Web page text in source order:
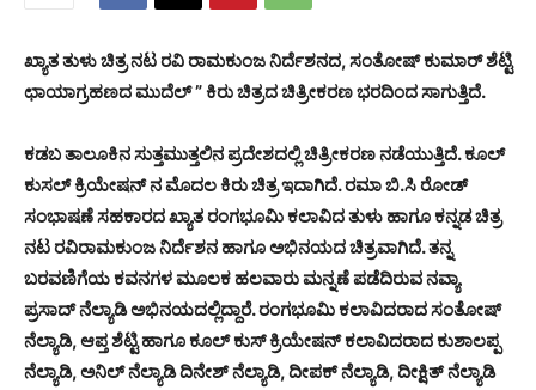
ಖ್ಯಾತ ತುಳು ಚಿತ್ರ ನಟ ರವಿ ರಾಮಕುಂಜ ನಿರ್ದೆಶನದ, ಸಂತೋಷ್ ಕುಮಾರ್ ಶೆಟ್ಟಿ
ಛಾಯಾಗ್ರಹಣದ ಮುದೆಲ್ ” ಕಿರು ಚಿತ್ರದ ಚಿತ್ರೀಕರಣ ಭರದಿಂದ ಸಾಗುತ್ತಿದೆ.
ಕಡಬ ತಾಲೂಕಿನ ಸುತ್ತಮುತ್ತಲಿನ ಪ್ರದೇಶದಲ್ಲಿ ಚಿತ್ರೀಕರಣ ನಡೆಯುತ್ತಿದೆ. ಕೂಲ್
ಕುಸಲ್ ಕ್ರಿಯೇಷನ್ ನ ಮೊದಲ ಕಿರು ಚಿತ್ರ ಇದಾಗಿದೆ. ರಮಾ ಬಿ.ಸಿ ರೋಡ್
ಸಂಭಾಷಣೆ ಸಹಕಾರದ ಖ್ಯಾತ ರಂಗಭೂಮಿ ಕಲಾವಿದ ತುಳು ಹಾಗೂ ಕನ್ನಡ ಚಿತ್ರ
ನಟ ರವಿರಾಮಕುಂಜ ನಿರ್ದೆಶನ ಹಾಗೂ ಅಭಿನಯದ ಚಿತ್ರವಾಗಿದೆ. ತನ್ನ
ಬರವಣಿಗೆಯ ಕವನಗಳ ಮೂಲಕ ಹಲವಾರು ಮನ್ನಣೆ ಪಡೆದಿರುವ ನವ್ಯಾ
ಪ್ರಸಾದ್ ನೆಲ್ಯಾಡಿ ಅಭಿನಯದಲ್ಲಿದ್ದಾರೆ. ರಂಗಭೂಮಿ ಕಲಾವಿದರಾದ ಸಂತೋಷ್
ನೆಲ್ಯಾಡಿ, ಆಪ್ತ ಶೆಟ್ಟಿಹಾಗೂ ಕೂಲ್ ಕುಸ್ ಕ್ರಿಯೇಷನ್ ಕಲಾವಿದರಾದ ಕುಶಾಲಪ್ಪ
ನೆಲ್ಯಾಡಿ, ಅನಿಲ್ ನೆಲ್ಯಾಡಿ ದಿನೇಶ್ ನೆಲ್ಯಾಡಿ, ದೀಪಕ್ ನೆಲ್ಯಾಡಿ, ದೀಕ್ಷಿತ್ ನೆಲ್ಯಾಡಿ